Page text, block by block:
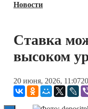
Блокчейн
Книги
Новости
Ставка
высоком
20 июня, 2026, 11:07